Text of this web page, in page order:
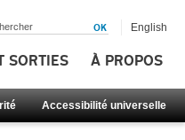
SORTIES À PROPOS
Accessibilité universelle
English